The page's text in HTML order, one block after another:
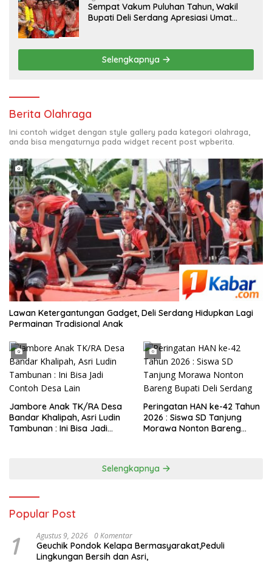
Sempat Vakum Puluhan Tahun, Wakil
Bupati Deli Serdang Apresiasi Umat
Selengkapnya
Berita Olahraga
Ini contoh widget dengan style gallery pada kategori olahraga,
anda bisa mengaturnya pada widget recent post wpberita.
Lawan Ketergantungan Gadget, Deli Serdang Hidupkan Lagi
Permainan Tradisional Anak
Jambore Anak TK/RA Desa
Bandar Khalipah, Asri Ludin
Tambunan : Ini Bisa Jadi
Peringatan HAN ke-42 Tahun
2026 : Siswa SD Tanjung
Morawa Nonton Bareng
Selengkapnya
Popular Post
1 Agustus 9, 2026 0 Komentar
Geuchik Pondok Kelapa Bermasyarakat,Peduli
Lingkungan Bersih dan Asri,